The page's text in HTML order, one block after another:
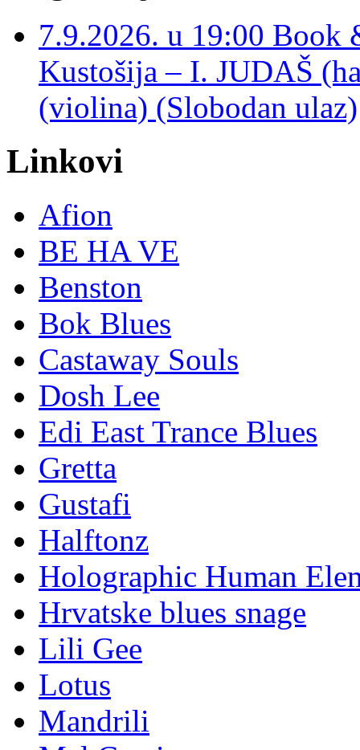
7.9.2026. u 19:00 Book
Kustošija – I. JUDAŠ
(violina) (Slobodan ulaz)
Linkovi
Afion
BE HA VE
Benston
Bok Blues
Castaway Souls
Dosh Lee
Edi East Trance Blues
Gretta
Gustafi
Halftonz
Holographic Human
Hrvatske blues snage
Lili Gee
Lotus
Mandrili